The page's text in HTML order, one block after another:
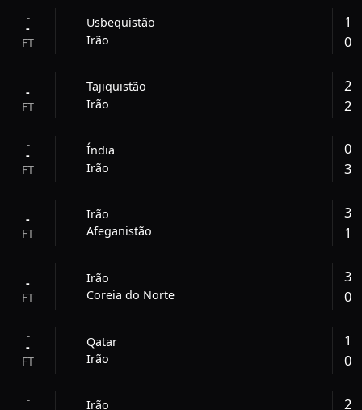
-
-
FT
Usbequistão
Irão
1
0
-
-
FT
Tajiquistão
Irão
2
2
-
-
FT
Índia
Irão
0
3
-
-
FT
Irão
Afeganistão
3
1
-
-
FT
Irão
Coreia do Norte
3
0
-
-
FT
Qatar
Irão
1
0
- Irão 2